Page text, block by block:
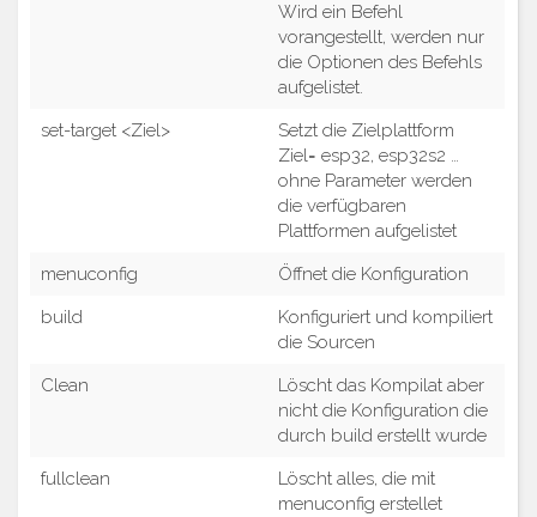
Wird ein Befehl
vorangestellt, werden nur
die Optionen des Befehls
aufgelistet.
set-target <Ziel>
Setzt die Zielplattform
Ziel= esp32, esp32s2 …
ohne Parameter werden
die verfügbaren
Plattformen aufgelistet
menuconfig
Öffnet die Konfiguration
build
Konfiguriert und kompiliert
die Sourcen
Clean
Löscht das Kompilat aber
nicht die Konfiguration die
durch build erstellt wurde
fullclean
Löscht alles, die mit
menuconfig erstellet